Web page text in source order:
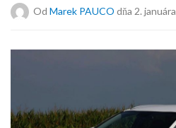
Od Marek PAUCO dňa 2.